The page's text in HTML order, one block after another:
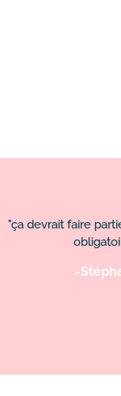
"ça devrait faire
-